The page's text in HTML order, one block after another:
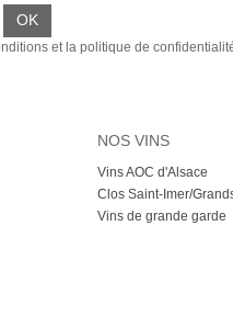
et la politique de
NOS VINS
Vins AOC d'Alsace
Clos Saint-Imer/
Vins de grande garde